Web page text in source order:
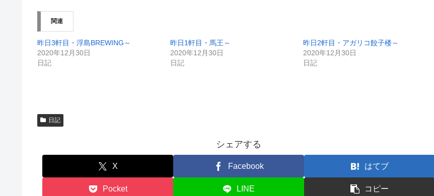
ィ
ン
ド
ウ
開
き
ま
す
)
く
い
新
し
い
関連
昨日3軒目・浮島BREWING～
2020年12月30日
日記
昨日1軒目・馬王～
2020年12月30日
日記
昨日2軒目・アガリコ餃子楼～
2020年12月30日
日記
日記
シェアする
X Facebook はてブ
Pocket LINE コピー